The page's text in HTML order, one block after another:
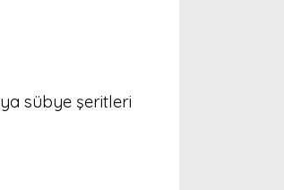
sübye şeritleri